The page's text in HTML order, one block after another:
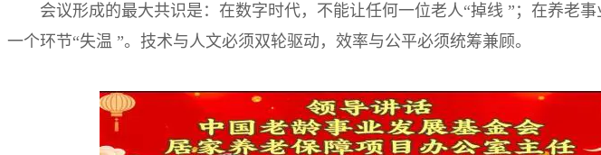
会议形成的最大共识是：在数字时代，不能让任何一位老人“掉线 ”；在养老
一个环节“失温 ”。技术与人文必须双轮驱动，效率与公平必须统筹兼顾。